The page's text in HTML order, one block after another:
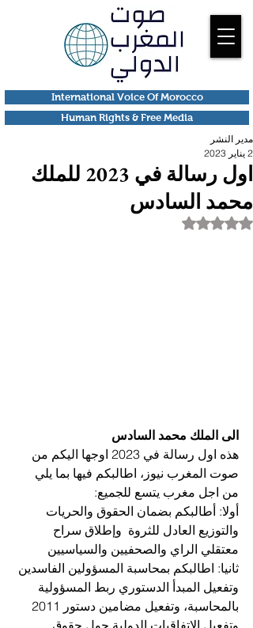
Human Rights & Free Media
International Voice Of Morocco
اول رسالة في 2023 للملك
محمد السادس
مدير النشر
2 يناير 2023
تم التقييم بـ ليس رقمًا من أصل 5 نجوم.
الى الملك محمد السادس
هذه اول رسالة في 2023 اوجها اليكم من
صوت المغرب نيوز، اطالبكم فيها بما يلي
من اجل مغرب يتسع للجميع:
أولا: أطالبكم بضمان الحقوق والحريات
والتوزيع العادل للثروة  وإطلاق سراح
معتقلي الراي والصحفيين والسياسيين
ثانيا: اطالبكم بمحاسبة المسؤولين الفاسدين
وتفعيل المبدأ الدستوري ربط المسؤولية